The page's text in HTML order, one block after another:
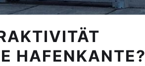
HAFENKANTE?